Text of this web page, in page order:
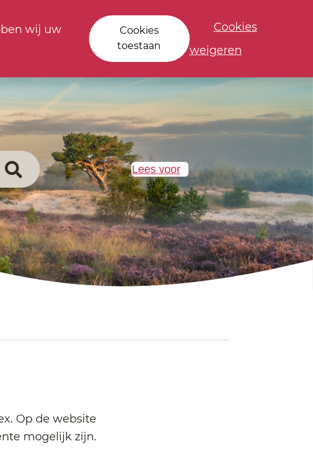
wij uw
Cookies
toestaan
Cookies
weigeren
Lees voor
Op de website
mogelijk zijn.